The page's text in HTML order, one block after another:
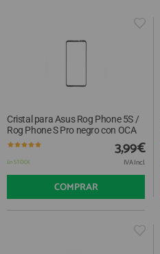
Cristal para Asus Rog Phone 5S /
Rog Phone S Pro negro con OCA
En STOCK
3,99€
IVA Incl.
COMPRAR